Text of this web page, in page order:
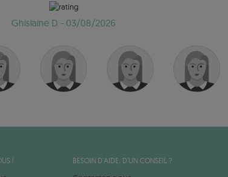
Ghislaine D. - 03/08/2026
! BESOIN D'AIDE, D'UN CONSEIL ?